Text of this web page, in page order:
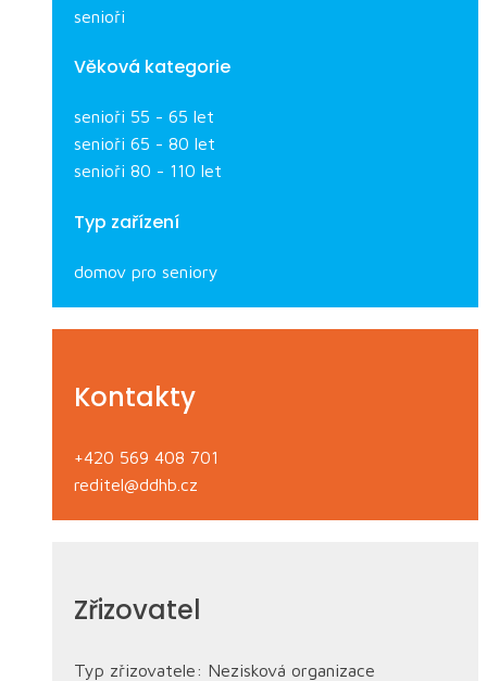
senioři
Věková kategorie
senioři 55 - 65 let
senioři 65 - 80 let
senioři 80 - 110 let
Typ zařízení
domov pro seniory
Kontakty
+420 569 408 701
reditel@ddhb.cz
Zřizovatel
Typ zřizovatele: Nezisková organizace